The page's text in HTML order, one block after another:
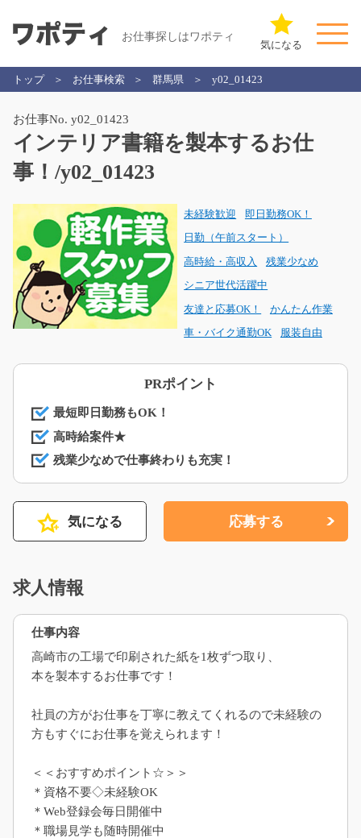
お仕事探しはワポティ
気になる
トップ お仕事検索 群馬県 y02_01423
お仕事No. y02_01423
インテリア書籍を製本するお仕
事！/y02_01423
未経験歓迎 即日勤務OK！
日勤（午前スタート）
高時給・高収入 残業少なめ
シニア世代活躍中
友達と応募OK！ かんたん作業
車・バイク通勤OK 服装自由
PRポイント
最短即日勤務もOK！
高時給案件★
残業少なめで仕事終わりも充実！
気になる 応募する
求人情報
仕事内容
高崎市の工場で印刷された紙を1枚ずつ取り、
本を製本するお仕事です！
社員の方がお仕事を丁寧に教えてくれるので未経験の
方もすぐにお仕事を覚えられます！
＜＜おすすめポイント☆＞＞
＊資格不要◇未経験OK
＊Web登録会毎日開催中
＊職場見学も随時開催中